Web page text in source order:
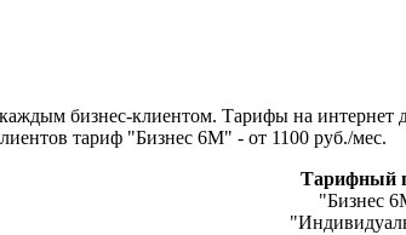
бизнес-клиентом. Тарифы на
тариф "Бизнес 6М" - от 1100 руб./мес.
Тарифный
"Бизнес